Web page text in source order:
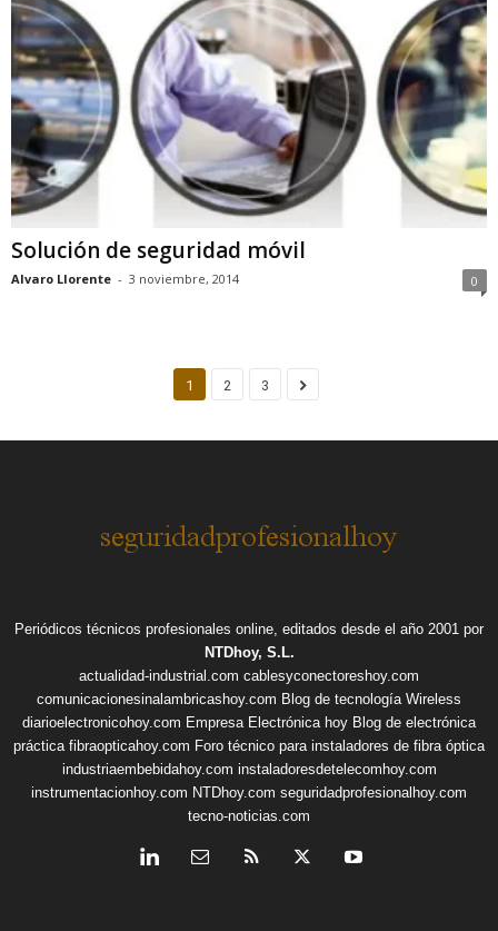
Solución de seguridad móvil
Alvaro Llorente - 3 noviembre, 2014 0
1 2 3
Periódicos técnicos profesionales online, editados desde el año 2001 por
NTDhoy, S.L.
actualidad-industrial.com cablesyconectoreshoy.com
comunicacionesinalambricashoy.com Blog de tecnología Wireless
diarioelectronicohoy.com Empresa Electrónica hoy Blog de electrónica
práctica fibraopticahoy.com Foro técnico para instaladores de fibra óptica
industriaembebidahoy.com instaladoresdetelecomhoy.com
instrumentacionhoy.com NTDhoy.com seguridadprofesionalhoy.com
tecno-noticias.com